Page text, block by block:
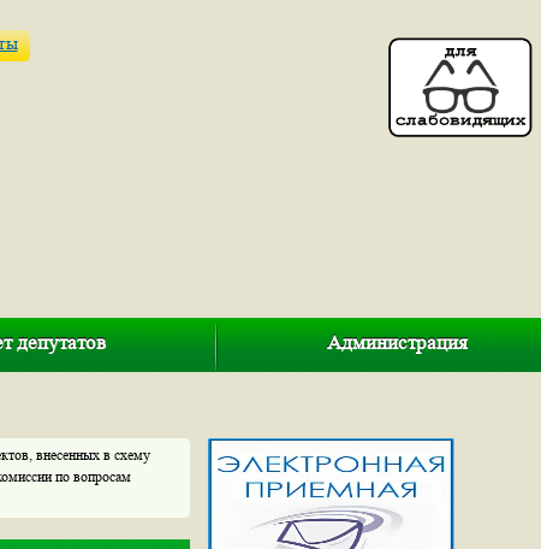
депутатов Администрация
внесенных в схему
по вопросам